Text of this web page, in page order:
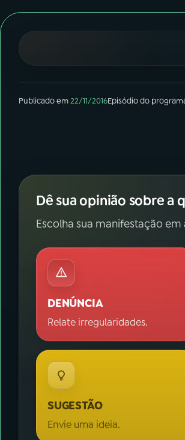
YouTube Facebook
Publicado em22/11/2016Episódiodo
Dê sua opinião sobre a
Escolha sua manifestação
DENÚNCIA
Relate irregularidades.
SUGESTÃO
Envie uma ideia.